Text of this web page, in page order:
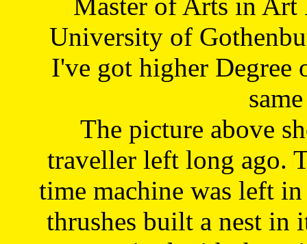
Master of Arts in Art
University of
I've got higher Degree
The picture above
traveller left long ago.
time machine was left
thrushes built a nest in